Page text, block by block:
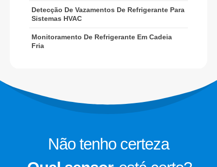
Detecção De Vazamentos De Refrigerante Para
Sistemas HVAC
Monitoramento De Refrigerante Em Cadeia
Fria
Não tenho certeza
Monitoramento do sistema de
resfriamento de data center
Monitoramento de segurança de
refrigeração industrial